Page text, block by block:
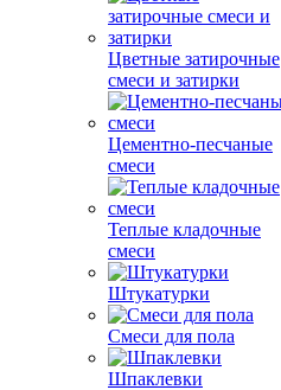
Цветные затирочные
смеси и затирки
Цементно-песчаные
смеси
Теплые кладочные
смеси
Штукатурки
Смеси для пола
Шпаклевки